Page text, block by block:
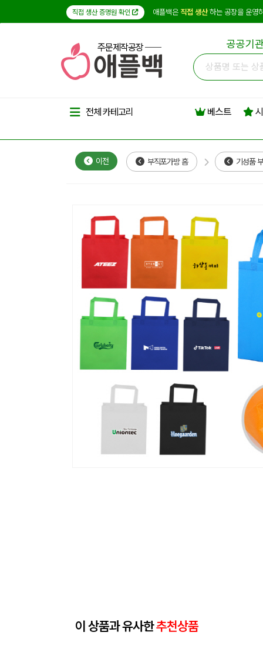
직접 생산 증명원 확인 애플백은 직접 생산하는 공장을 운영
주문제작공장 공공기
전체 카테고리 베스트
이전 부직포가방 홈 기성품
이 상품과 유사한추천상품